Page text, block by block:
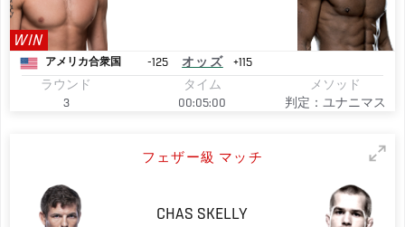
WIN
アメリカ合衆国 -125 オッズ
+115
ラウンド
3
タイム
00:05:00
メソッド
判定：ユナニマス
フェザー級 マッチ
CHAS SKELLY